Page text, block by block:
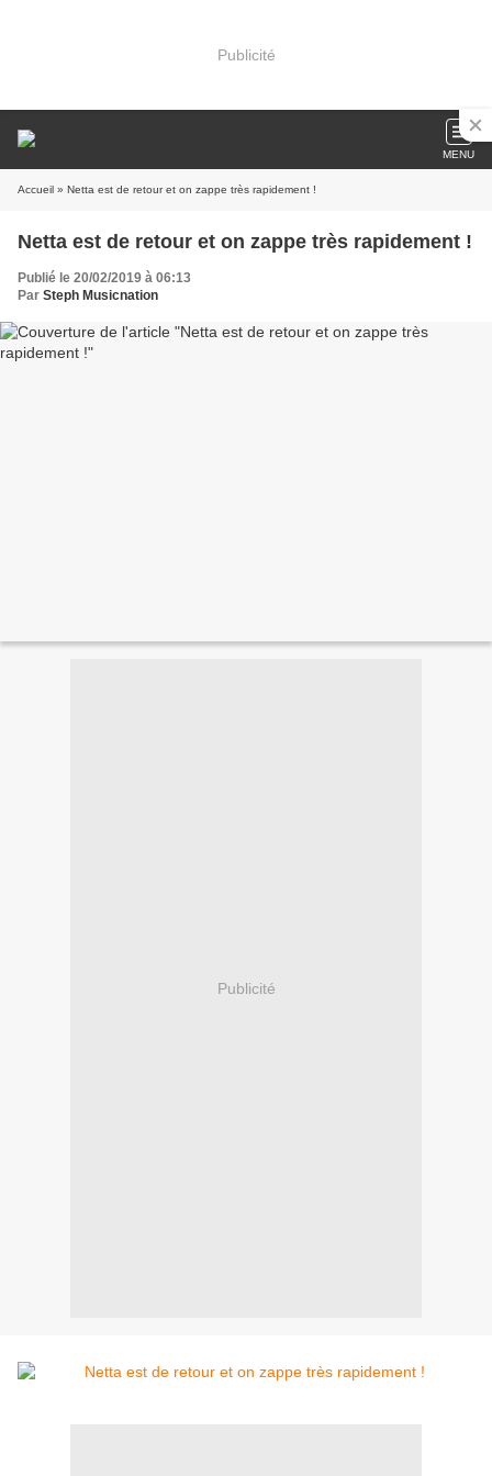
Publicité
MENU
Accueil » Netta est de retour et on zappe très rapidement !
Netta est de retour et on zappe très rapidement !
Publié le 20/02/2019 à 06:13
Par Steph Musicnation
Publicité